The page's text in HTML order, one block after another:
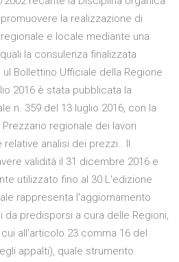
la realizzazione di
e locale mediante una
la consulenza finalizzata
Bollettino Ufficiale della Regione
2016 è stata pubblicata la
n. 359 del 13 luglio 2016, con la
regionale dei lavori
analisi dei prezzi.. Il
validità il 31 dicembre 2016 e
utilizzato fino al 30 L'edizione
rappresenta l'aggiornamento
da predisporsi a cura delle Regioni,
all'articolo 23 comma 16 del
appalti), quale strumento